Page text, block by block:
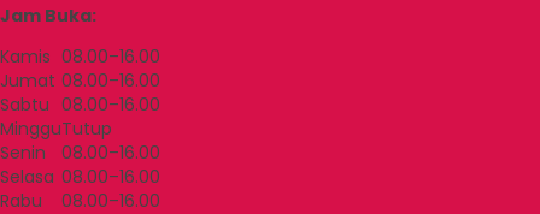
Jam Buka:
Kamis 08.00–16.00
Jumat 08.00–16.00
Sabtu 08.00–16.00
MingguTutup
Senin
08.00–16.00
Selasa 08.00–16.00
Rabu
08.00–16.00